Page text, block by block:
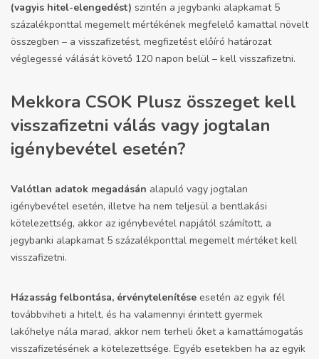
(vagyis hitel-elengedést) szintén a jegybanki alapkamat 5
százalékponttal megemelt mértékének megfelelő kamattal növelt
összegben – a visszafizetést, megfizetést előíró határozat
véglegessé válását követő 120 napon belül – kell visszafizetni.
Mekkora CSOK Plusz összeget kell
visszafizetni válás vagy jogtalan
igénybevétel esetén?
Valótlan adatok megadásán alapuló vagy jogtalan
igénybevétel esetén, illetve ha nem teljesül a bentlakási
kötelezettség, akkor az igénybevétel napjától számított, a
jegybanki alapkamat 5 százalékponttal megemelt mértéket kell
visszafizetni.
Házasság felbontása, érvénytelenítése esetén az egyik fél
továbbviheti a hitelt, és ha valamennyi érintett gyermek
lakóhelye nála marad, akkor nem terheli őket a kamattámogatás
visszafizetésének a kötelezettsége. Egyéb esetekben ha az egyik